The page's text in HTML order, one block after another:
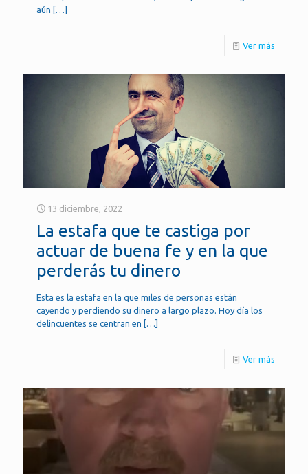
aún […]
Ver más
13 diciembre, 2022
La estafa que te castiga por
actuar de buena fe y en la que
perderás tu dinero
Esta es la estafa en la que miles de personas están
cayendo y perdiendo su dinero a largo plazo. Hoy día los
delincuentes se centran en […]
Ver más